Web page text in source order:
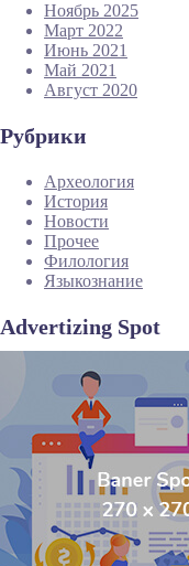
Ноябрь 2025
Март 2022
Июнь 2021
Май 2021
Август 2020
Рубрики
Археология
История
Новости
Прочее
Филология
Языкознание
Advertizing Spot